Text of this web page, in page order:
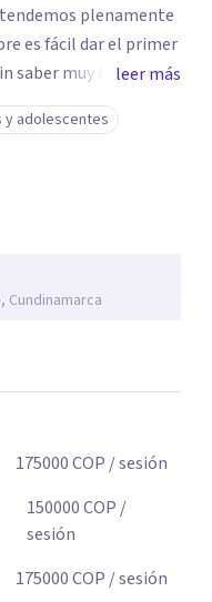
plenamente
es fácil dar el primer
saber muy bien qué
pero sin poder
en ese proceso,
lo que hoy te pesa
leer más
y adolescentes
Cundinamarca
175000COP / sesión
150000COP /
sesión
175000COP / sesión